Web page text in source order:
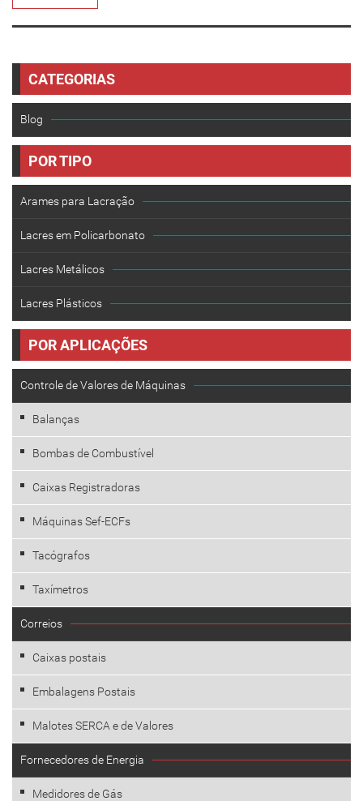
CATEGORIAS
Blog
POR TIPO
Arames para Lacração
Lacres em Policarbonato
Lacres Metálicos
Lacres Plásticos
POR APLICAÇÕES
Controle de Valores de Máquinas
Balanças
Bombas de Combustível
Caixas Registradoras
Máquinas Sef-ECFs
Tacógrafos
Taxímetros
Correios
Caixas postais
Embalagens Postais
Malotes SERCA e de Valores
Fornecedores de Energia
Medidores de Gás